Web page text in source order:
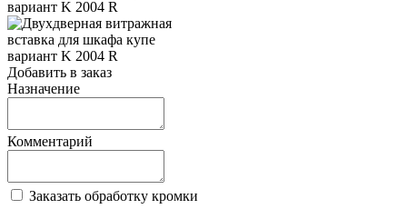
Добавить в заказ
Назначение
Комментарий
Заказать обработку кромки